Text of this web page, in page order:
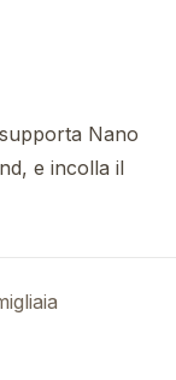
Nano
e incolla il